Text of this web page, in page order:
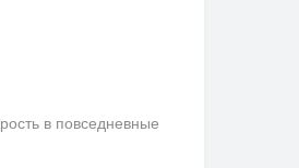
в повседневные